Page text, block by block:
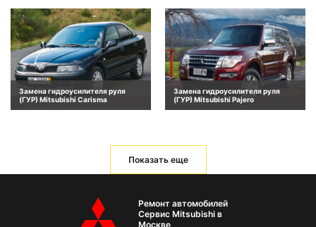
Замена гидроусилителя руля
(ГУР) Mitsubishi Carisma
Замена гидроусилителя руля
(ГУР) Mitsubishi Pajero
Показать еще
Ремонт автомобилей
Сервис Mitsubishi в
Москве